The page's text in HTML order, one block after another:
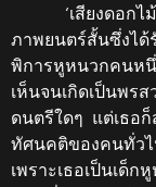
‘เสียงดอ
ภาพยนตร์สั้นซึ่งได้
พิการหูหนวกคนห
เห็นจนเกิดเป็นพร
ดนตรีใดๆ แต่เธอ
ทัศนคติของคนทั่วไ
เพราะเธอเป็นเด็